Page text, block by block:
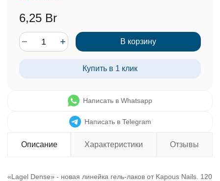
6,25 Br
В корзину
Купить в 1 клик
Написать в Whatsapp
Написать в Telegram
Описание Характеристики Отзывы
«Lagel Dense» - новая линейка гель-лаков от Kapous Nails. 120